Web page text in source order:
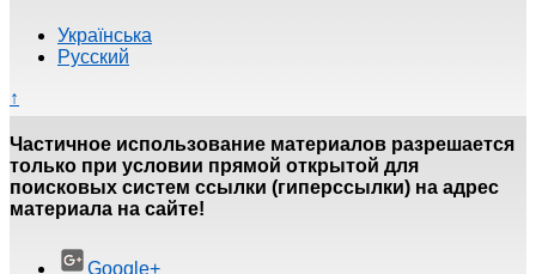
Українська
Русский
↑
Частичное использование материалов разрешается
только при условии прямой открытой для
поисковых систем ссылки (гиперссылки) на адрес
материала на сайте!
Google+